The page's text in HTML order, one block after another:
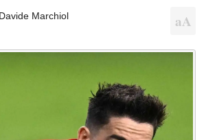
Davide Marchiol